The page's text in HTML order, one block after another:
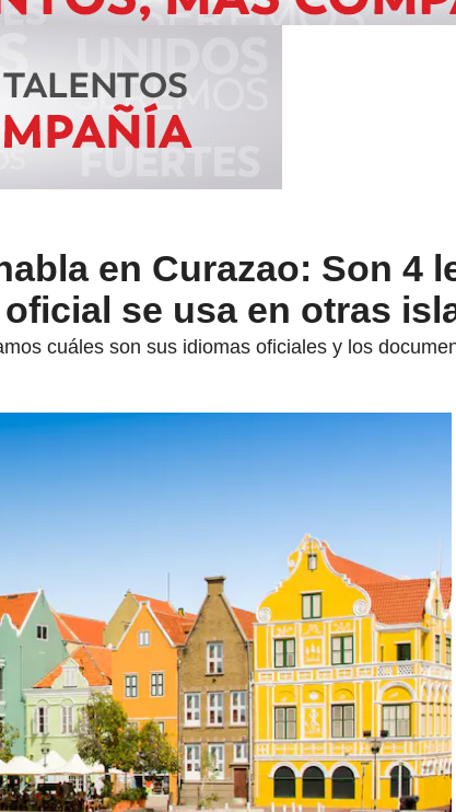
en Curazao: Son 4
se usa en otras
cuáles son sus idiomas oficiales y los